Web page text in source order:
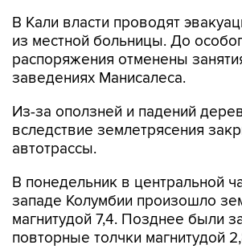
В Кали власти проводят
из местной больницы. До
распоряжения отменены
заведениях Манисалеса.
Из-за оползней и падений
вследствие землетрясения
автотрассы.
В понедельник в центральной
западе Колумбии произошло
магнитудой 7,4. Позднее были
повторные толчки магнитудой